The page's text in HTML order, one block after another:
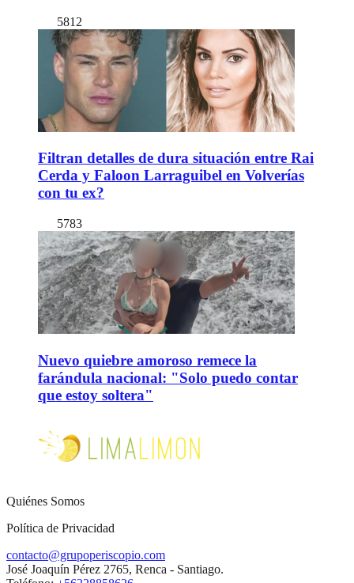
5812
Filtran detalles de dura situación entre Rai
Cerda y Faloon Larraguibel en Volverías
con tu ex?
5783
Nuevo quiebre amoroso remece la
farándula nacional: "Solo puedo contar
que estoy soltera"
Quiénes Somos
Política de Privacidad
contacto@grupoperiscopio.com
José Joaquín Pérez 2765, Renca - Santiago.